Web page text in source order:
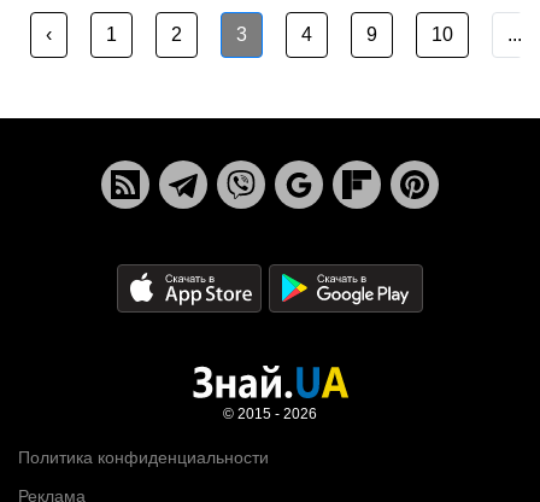
‹ 1 2 3 4 9 10 ...
Политика конфиденциальности
Реклама
© 2015 - 2026